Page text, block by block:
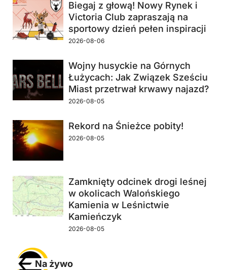
Biegaj z głową! Nowy Rynek i
Victoria Club zapraszają na
sportowy dzień pełen inspiracji
2026-08-06
Wojny husyckie na Górnych
Łużycach: Jak Związek Sześciu
Miast przetrwał krwawy najazd?
2026-08-05
Rekord na Śnieżce pobity!
2026-08-05
Zamknięty odcinek drogi leśnej
w okolicach Walońskiego
Kamienia w Leśnictwie
Kamieńczyk
2026-08-05
Na żywo